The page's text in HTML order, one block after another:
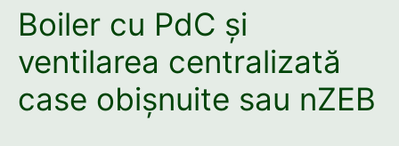
Boiler cu PdC și
ventilarea centralizată
case obișnuite sau nZEB